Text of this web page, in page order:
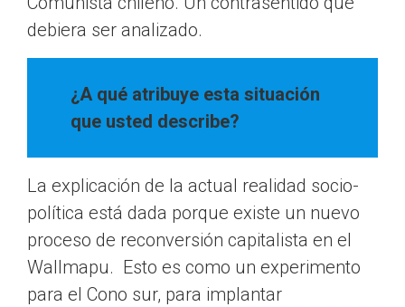
debiera ser analizado.
¿A qué atribuye esta situación
que usted describe?
La explicación de la actual realidad socio-
política está dada porque existe un nuevo
proceso de reconversión capitalista en el
Wallmapu. Esto es como un experimento
para el Cono sur, para implantar